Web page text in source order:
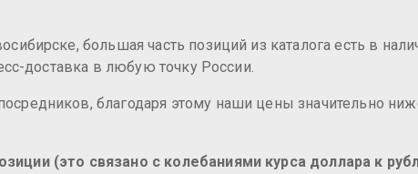
большая часть позиций из каталога есть в
доставка в любую точку России.
благодаря этому наши цены значительно
(это связано с колебаниями курса доллара к